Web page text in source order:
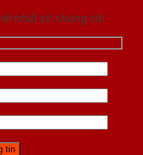
nhất từ chúng tôi